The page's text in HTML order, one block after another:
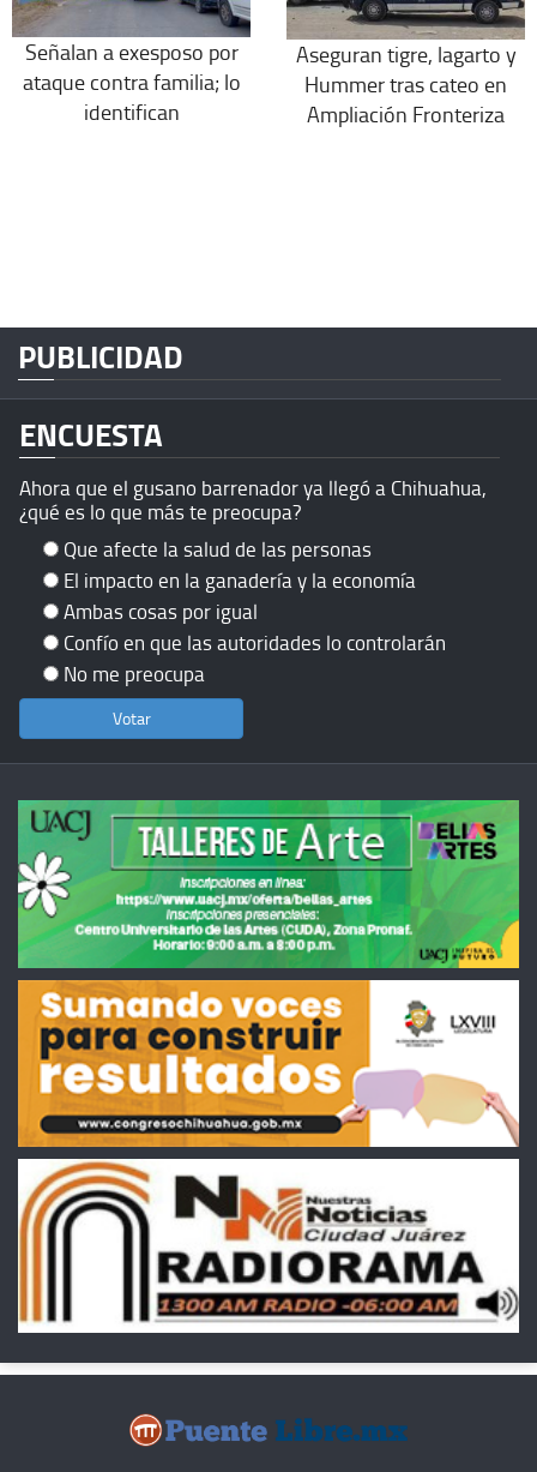
Señalan a exesposo por
ataque contra familia; lo
identifican
Aseguran tigre, lagarto y
Hummer tras cateo en
Ampliación Fronteriza
PUBLICIDAD
ENCUESTA
Ahora que el gusano barrenador ya llegó a Chihuahua,
¿qué es lo que más te preocupa?
Que afecte la salud de las personas
El impacto en la ganadería y la economía
Ambas cosas por igual
Confío en que las autoridades lo controlarán
No me preocupa